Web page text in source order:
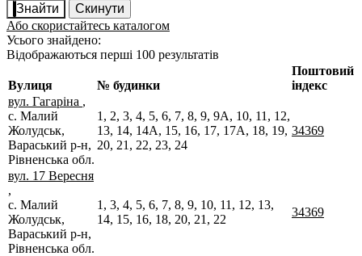
Знайти
Скинути
Або скористайтесь каталогом
Усього знайдено:
Відображаються перші 100 результатів
Вулиця № будинки
Поштовий
індекс
вул. Гагаріна ,
с. Малий
Жолудськ,
Вараський р-н,
Рівненська обл.
1, 2, 3, 4, 5, 6, 7, 8, 9, 9А, 10, 11, 12,
13, 14, 14А, 15, 16, 17, 17А, 18, 19,
20, 21, 22, 23, 24
34369
вул. 17 Вересня
,
с. Малий
Жолудськ,
Вараський р-н,
Рівненська обл.
1, 3, 4, 5, 6, 7, 8, 9, 10, 11, 12, 13,
14, 15, 16, 18, 20, 21, 22
34369